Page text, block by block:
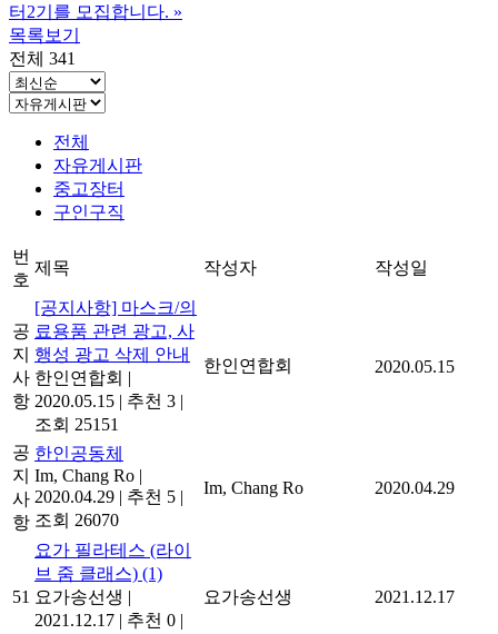
터2기를 모집합니다. »
목록보기
전체 341
전체
자유게시판
중고장터
구인구직
번
호
제목 작성자 작성일
공
지
사
항
[공지사항] 마스크/의
료용품 관련 광고, 사
행성 광고 삭제 안내
한인연합회 |
2020.05.15 | 추천 3 |
조회 25151
한인연합회 2020.05.15
공
지
사
항
한인공동체
Im, Chang Ro |
2020.04.29 | 추천 5 |
조회 26070
Im, Chang Ro 2020.04.29
51
요가 필라테스 (라이
브 줌 클래스) (1)
요가송선생 |
2021.12.17 | 추천 0 |
요가송선생 2021.12.17